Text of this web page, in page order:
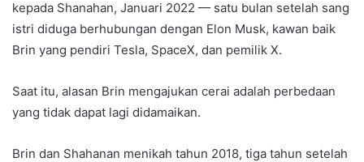
kepada Shanahan, Januari 2022 — satu bulan setelah sang
istri diduga berhubungan dengan Elon Musk, kawan baik
Brin yang pendiri Tesla, SpaceX, dan pemilik X.
Saat itu, alasan Brin mengajukan cerai adalah perbedaan
yang tidak dapat lagi didamaikan.
Brin dan Shahanan menikah tahun 2018, tiga tahun setelah